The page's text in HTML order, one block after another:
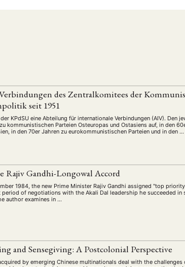
ANTRAG AUF EINEN SMALL
DIE DGA MITGLIEDSCHAFT
des Zentralkomitees der
seit 1951
KPdSU eine Abteilung für internationale Verbindungen (AIV). Den
kommunistischen Parteien Osteuropas und Ostasiens auf, in den
in den 70er Jahren zu eurokommunistischen Parteien und in den …
Rajiv Gandhi-Longowal Accord
1984, the new Prime Minister Rajiv Gandhi assigned "top
of negotiations with the Akali Dal leadership he succeeded in
author examines in …
and Sensegiving: A Postcolonial Perspective
by emerging Chinese multinationals deal with the